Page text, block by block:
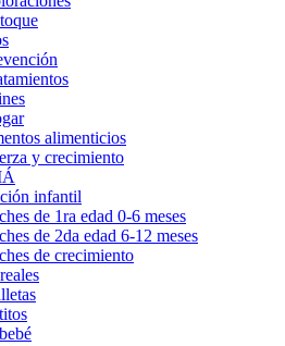
alimenticios
y crecimiento
infantil
de 1ra edad 0-6 meses
de 2da edad 6-12 meses
de crecimiento